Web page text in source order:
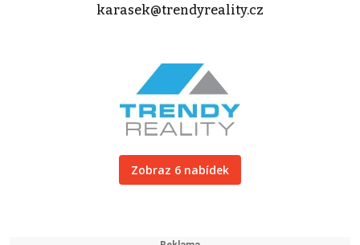
karasek@trendyreality.cz
Zobraz 6 nabídek